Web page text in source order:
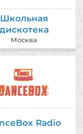
Школьная
дискотека
Москва
Radio